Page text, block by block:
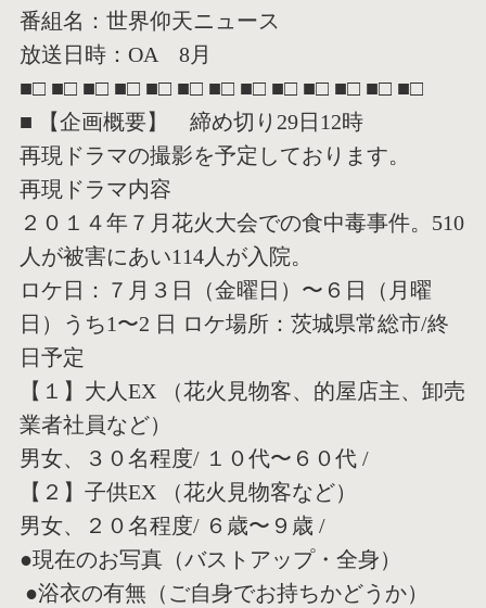
番組名：世界仰天ニュース
放送日時：OA 8月
■□ ■□ ■□ ■□ ■□ ■□ ■□ ■□ ■□ ■□ ■□ ■□ ■□
■ 【企画概要】 締め切り29日12時
再現ドラマの撮影を予定しております。
再現ドラマ内容
２０１４年７月花火大会での食中毒事件。510
人が被害にあい1 14人が入院。
ロケ日：７月３日（金曜日）〜６日（月曜
日）うち1〜2 日 ロケ場所：茨城県常総市/終
日予定
【１】大人EX （花火見物客、的屋店主、卸売
業者社員など）
男女、３０名程度/ １０代〜６０代 /
【２】子供EX （花火見物客など）
男女、２０名程度/ ６歳〜９歳 /
●現在のお写真（バストアップ・全身）
●浴衣の有無（ご自身でお持ちかどうか）